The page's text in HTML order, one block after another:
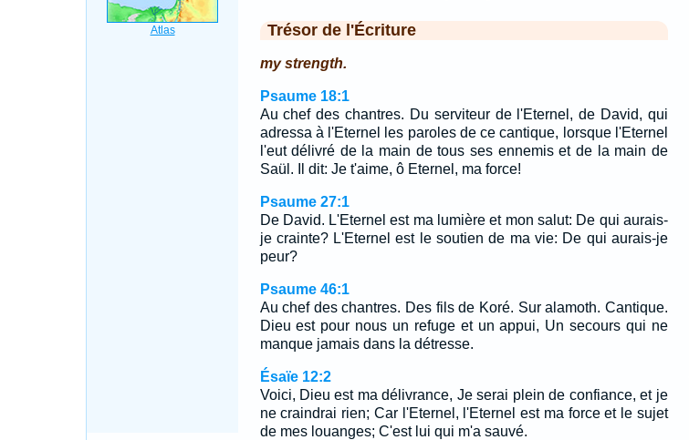
Trésor de l'Écriture
my strength.
Psaume 18:1
Au chef des chantres. Du serviteur de l'Eternel, de David, qui
adressa à l'Eternel les paroles de ce cantique, lorsque l'Eternel
l'eut délivré de la main de tous ses ennemis et de la main de
Saül. Il dit: Je t'aime, ô Eternel, ma force!
Psaume 27:1
De David. L'Eternel est ma lumière et mon salut: De qui aurais-
je crainte? L'Eternel est le soutien de ma vie: De qui aurais-je
peur?
Psaume 46:1
Au chef des chantres. Des fils de Koré. Sur alamoth. Cantique.
Dieu est pour nous un refuge et un appui, Un secours qui ne
manque jamais dans la détresse.
Ésaïe 12:2
Voici, Dieu est ma délivrance, Je serai plein de confiance, et je
ne craindrai rien; Car l'Eternel, l'Eternel est ma force et le sujet
de mes louanges; C'est lui qui m'a sauvé.